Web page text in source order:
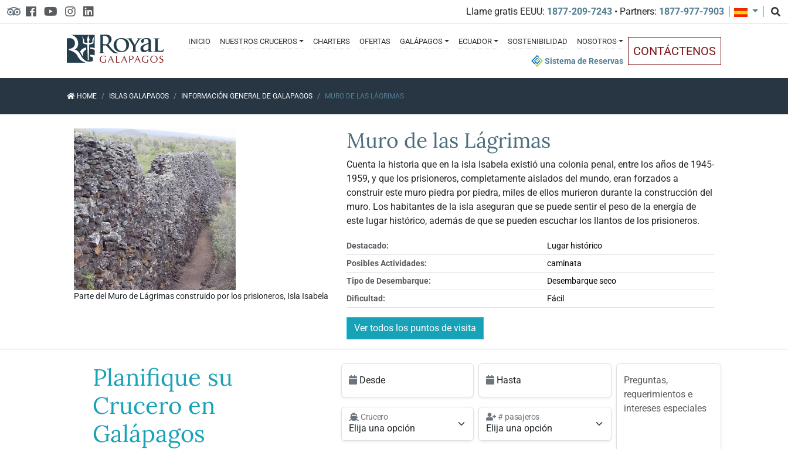
Llame gratis EEUU: 1877-209-7243 • Partners: 1877-977-7903
INICIO NUESTROS CRUCEROS CHARTERS OFERTAS GALÁPAGOS ECUADOR SOSTENIBILIDAD NOSOTROS
Sistema de Reservas
CONTÁCTENOS
HOME ISLAS GALAPAGOS INFORMACIÓN GENERAL DE GALAPAGOS MURO DE LAS LÁGRIMAS
Parte del Muro de Lágrimas construido por los prisioneros, Isla Isabela
Muro de las Lágrimas
Cuenta la historia que en la isla Isabela existió una colonia penal, entre los años de 1945-
1959, y que los prisioneros, completamente aislados del mundo, eran forzados a
construir este muro piedra por piedra, miles de ellos murieron durante la construcción del
muro. Los habitantes de la isla aseguran que se puede sentir el peso de la energía de
este lugar histórico, además de que se pueden escuchar los llantos de los prisioneros.
Destacado:
Lugar histórico
Posibles Actividades:
caminata
Tipo de Desembarque:
Desembarque seco
Dificultad:
Fácil
Ver todos los puntos de visita
Planifique su
Crucero en
Galápagos
Desde Hasta
Crucero # pasajeros